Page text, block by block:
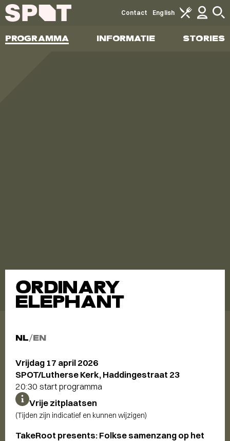
PROGRAMMA INFORMATIE STORIES
Contact English
ORDINARY
ELEPHANT
NL/EN
Vrijdag 17 april 2026
SPOT/Lutherse Kerk, Haddingestraat 23
20:30 start programma
Vrije zitplaatsen
(Tijden zijn indicatief en kunnen wijzigen)
TakeRoot presents: Folkse samenzang op het